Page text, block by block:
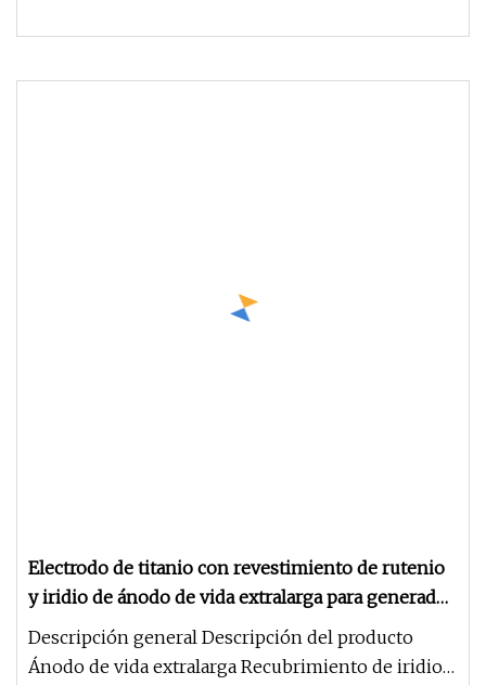
Electrodo de titanio con revestimiento de rutenio
y iridio de ánodo de vida extralarga para generador
de cloro de piscina
Descripción general Descripción del producto
Ánodo de vida extralarga Recubrimiento de iridio y